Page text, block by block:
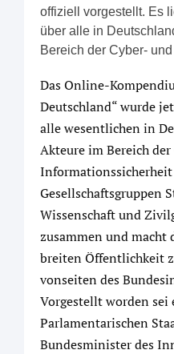
offiziell vorgestellt. Es
über alle in
Bereich der Cyber-
Das Online-
Deutschland“ wurde
alle wesentlichen in
Akteure im Bereich
Informationssicherheit
Gesellschaftsgruppen
Wissenschaft und
zusammen und macht
breiten Öffentlichkeit
vonseiten des
Vorgestellt worden sei
Parlamentarischen
Bundesminister des